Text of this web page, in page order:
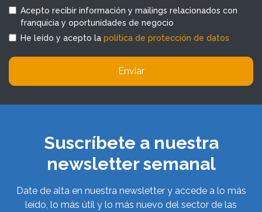
Acepto recibir información y mailings relacionados con
franquicia y oportunidades de negocio
He leído y acepto la política de protección de datos
Enviar
Suscríbete a nuestra
newsletter semanal
Date de alta en nuestra newsletter y accede a lo más
leído, lo más útil y lo más nuevo del sector de las